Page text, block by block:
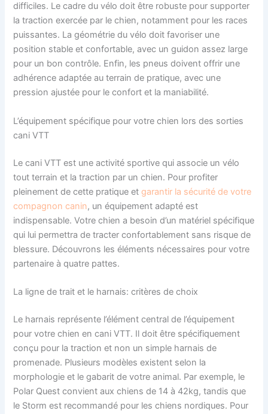
difficiles. Le cadre du vélo doit être robuste pour supporter
la traction exercée par le chien, notamment pour les races
puissantes. La géométrie du vélo doit favoriser une
position stable et confortable, avec un guidon assez large
pour un bon contrôle. Enfin, les pneus doivent offrir une
adhérence adaptée au terrain de pratique, avec une
pression ajustée pour le confort et la maniabilité.
L’équipement spécifique pour votre chien lors des sorties
cani VTT
Le cani VTT est une activité sportive qui associe un vélo
tout terrain et la traction par un chien. Pour profiter
pleinement de cette pratique et garantir la sécurité de votre
compagnon canin, un équipement adapté est
indispensable. Votre chien a besoin d’un matériel spécifique
qui lui permettra de tracter confortablement sans risque de
blessure. Découvrons les éléments nécessaires pour votre
partenaire à quatre pattes.
La ligne de trait et le harnais: critères de choix
Le harnais représente l’élément central de l’équipement
pour votre chien en cani VTT. Il doit être spécifiquement
conçu pour la traction et non un simple harnais de
promenade. Plusieurs modèles existent selon la
morphologie et le gabarit de votre animal. Par exemple, le
Polar Quest convient aux chiens de 14 à 42kg, tandis que
le Storm est recommandé pour les chiens nordiques. Pour